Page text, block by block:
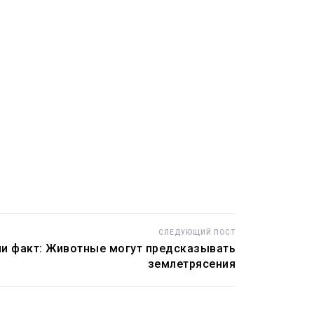
СЛЕДУЮЩИЙ ПОСТ
факт: Животные могут предсказывать
землетрясения